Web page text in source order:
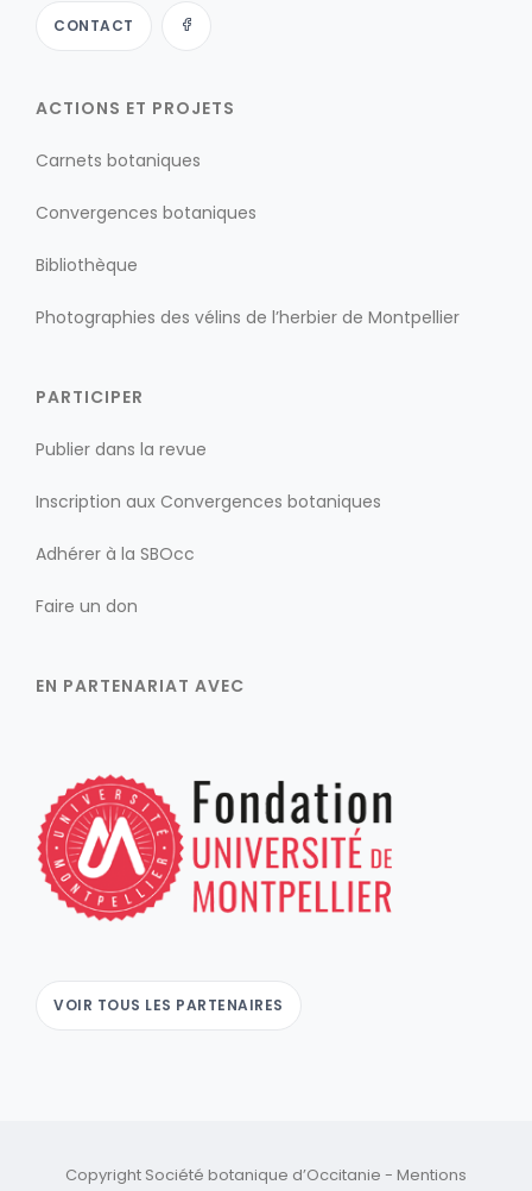
CONTACT
ACTIONS ET PROJETS
Carnets botaniques
Convergences botaniques
Bibliothèque
Photographies des vélins de l’herbier de Montpellier
PARTICIPER
Publier dans la revue
Inscription aux Convergences botaniques
Adhérer à la SBOcc
Faire un don
EN PARTENARIAT AVEC
VOIR TOUS LES PARTENAIRES
Copyright Société botanique d’Occitanie - Mentions